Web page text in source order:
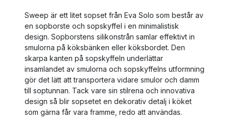
Sweep är ett litet sopset från Eva Solo som består av
en sopborste och sopskyffel i en minimalistisk
design. Sopborstens silikonstrån samlar effektivt in
smulorna på köksbänken eller köksbordet. Den
skarpa kanten på sopskyffeln underlättar
insamlandet av smulorna och sopskyffelns utformning
gör det lätt att transportera vidare smulor och damm
till soptunnan. Tack vare sin stilrena och innovativa
design så blir sopsetet en dekorativ detalj i köket
som gärna får vara framme, redo att användas.